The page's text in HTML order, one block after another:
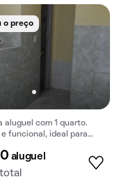
o preço
aluguel com 1 quarto.
funcional, ideal para
aluguel